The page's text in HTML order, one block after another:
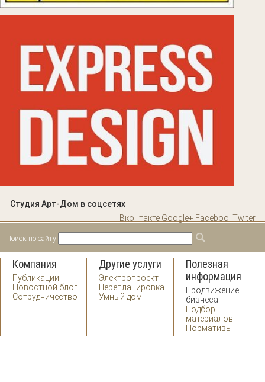
Студия Арт-Дом в соцсетях
Вконтакте Google+ Facebool Twiter
Форма поиска
Поиск по сайту
Компания
Публикации
Новостной блог
Сотрудничество
Другие услуги
Электропроект
Перепланировка
Умный дом
Полезная
информация
Продвижение
бизнеса
Подбор
материалов
Нормативы